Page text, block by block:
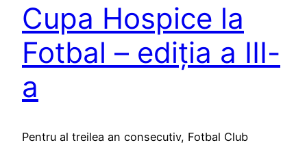
Cupa Hospice la
Fotbal – ediția a III-
a
Pentru al treilea an consecutiv, Fotbal Club